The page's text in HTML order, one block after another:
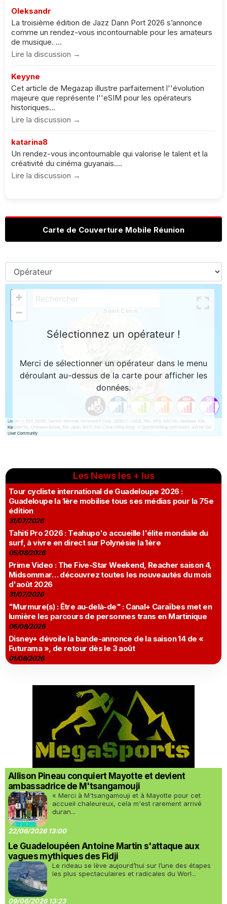
Oleksandr
La troisième édition de Jazz Dann Port 2026 s’annonce
comme un rendez-vous incontournable pour les amateurs
de musique. ...
Lire la discussion →
Keyyne
Cet article de Megazap illustre parfaitement l''évolution
majeure que représente l''eSIM pour les opérateurs
historiques...
Lire la discussion →
katarina8
Un rendez-vous incontournable qui valorise le talent et la
créativité du cinéma guyanais....
Lire la discussion →
Carte de Couverture Mobile Réunion
Les News les + lus
Tour cycliste international de Guadeloupe 2026 :
Guadeloupe la 1ère mobilise tous ses médias pour la 75e
édition
31/07/2026
Tahiti Pro 2026 : Teahupo'o accueille l'élite mondiale du
surf, à vivre en direct sur Polynésie la 1ère
05/08/2026
Prime Video : The Five-Star Weekend, Reacher saison 4,
Midsommar… découvrez toutes les nouveautés du mois
d'août 2026
31/07/2026
"Murmure(s) : Être au-delà-de" : Canal+ Caraïbes met en
lumière les parcours de personnes trans en Martinique
06/08/2026
Disney+ dévoile la bande-annonce de la saison 14 de «
Futurama », de retour dès le 3 août
01/08/2026
Allison Pineau conquiert Mayotte et devient
ambassadrice de M'tsangamouji
« Merci à M'tsangamouji et à Mayotte pour cet
accueil chaleureux, cela m'est rarement arrivé
duran...
22/06/2026 13:00
Le Guadeloupéen Antoine Martin s'attaque aux
vagues mythiques des Fidji
Le rideau se lève aujourd’hui sur l’une des étapes
les plus spectaculaires et radicales du Worl...
09/06/2026 13:23